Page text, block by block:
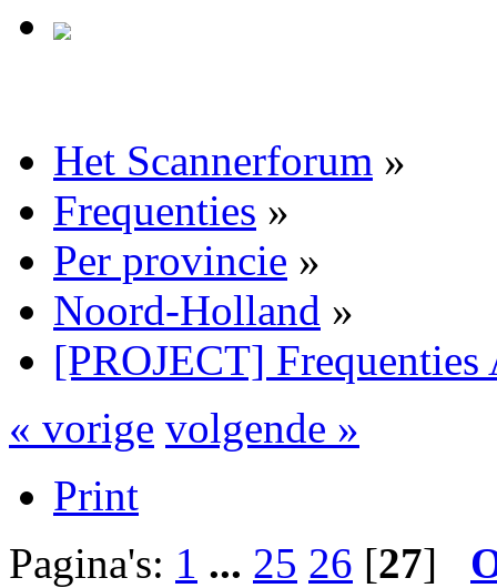
Het Scannerforum »
Frequenties »
Per provincie »
Noord-Holland »
[PROJECT]
« vorige volgende »
Print
Pagina's: 1 ... 25 26 [27]